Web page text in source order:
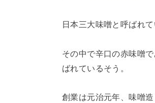
日本三大味噌と呼ばれ
その中で辛口の赤味噌
ばれているそう。
創業は元治元年、味噌